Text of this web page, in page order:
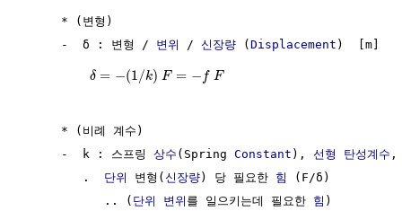
     * (변형)
     -  δ : 변형 /
변위 / 신장량 ( Displacement )  [m]
δ = −(1/k) F = − f F
     * (비례 계수)
     -  k : 스프링
상수 (Spring Constant ), 선형 탄성계수 ,
        .
단위 변형( 신장량) 당 필요한 힘
(F/δ)
           .. (
단위 변위 를 일으키는데 필요한 힘 )